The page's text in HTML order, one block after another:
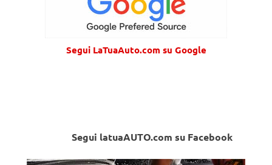
Segui LaTuaAuto.com su Google
Segui latuaAUTO.com su Facebook